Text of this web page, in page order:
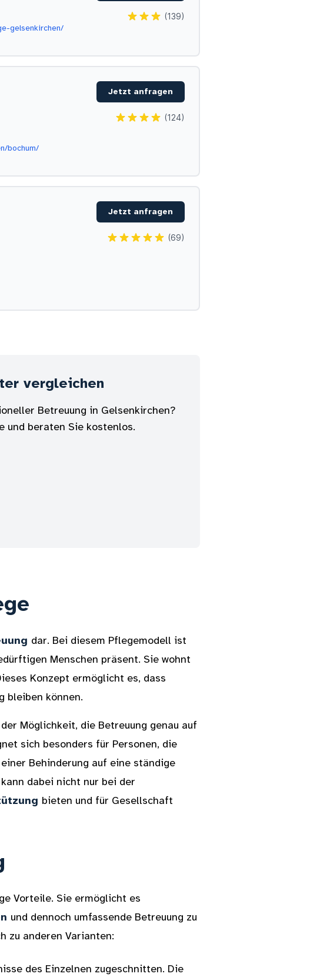
gelsenkirchen/
(139)
bochum/
Jetzt anfragen
(124)
Jetzt anfragen
(69)
vergleichen
Betreuung in Gelsenkirchen?
und beraten Sie kostenlos.
dar. Bei diesem Pflegemodell ist
Menschen präsent. Sie wohnt
Konzept ermöglicht es, dass
bleiben können.
Möglichkeit, die Betreuung genau auf
sich besonders für Personen, die
Behinderung auf eine ständige
dabei nicht nur bei der
bieten und für Gesellschaft
Vorteile. Sie ermöglicht es
und dennoch umfassende Betreuung zu
zu anderen Varianten:
des Einzelnen zugeschnitten. Die